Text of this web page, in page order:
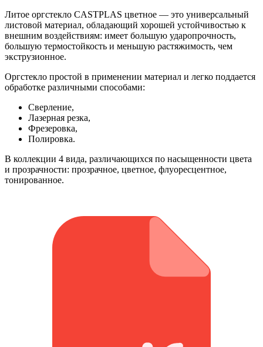
Литое оргстекло СASTPLAS цветное — это универсальный
листовой материал, обладающий хорошей устойчивостью к
внешним воздействиям: имеет большую ударопрочность,
большую термостойкость и меньшую растяжимость, чем
экструзионное.
Оргстекло простой в применении материал и легко поддается
обработке различными способами:
Сверление,
Лазерная резка,
Фрезеровка,
Полировка.
В коллекции 4 вида, различающихся по насыщенности цвета
и прозрачности: прозрачное, цветное, флуоресцентное,
тонированное.